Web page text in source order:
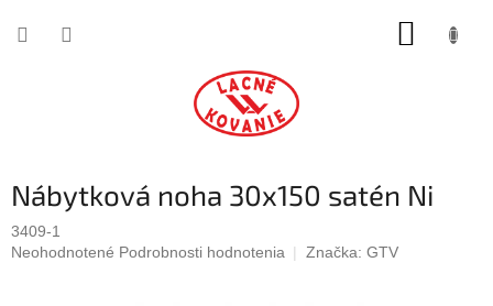
Nábytková noha 30x150 satén Ni
3409-1
Priemerné
Neohodnotené Podrobnosti hodnotenia Značka: GTV